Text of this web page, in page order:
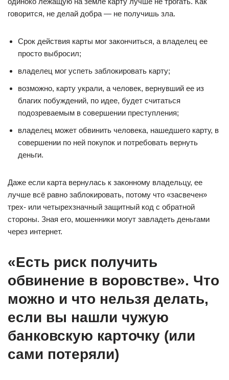
говорится, не делай добра — не получишь зла.
Срок действия карты мог закончиться, а владелец ее
просто выбросил;
владелец мог успеть заблокировать карту;
возможно, карту украли, а человек, вернувший ее из
благих побуждений, по идее, будет считаться
подозреваемым в совершении преступления;
владелец может обвинить человека, нашедшего карту, в
совершении по ней покупок и потребовать вернуть
деньги.
Даже если карта вернулась к законному владельцу, ее
лучше всё равно заблокировать, потому что «засвечен»
трех- или четырехзначный защитный код с обратной
стороны. Зная его, мошенники могут завладеть деньгами
через интернет.
«Есть риск получить
обвинение в воровстве». Что
можно и что нельзя делать,
если вы нашли чужую
банковскую карточку (или
сами потеряли)